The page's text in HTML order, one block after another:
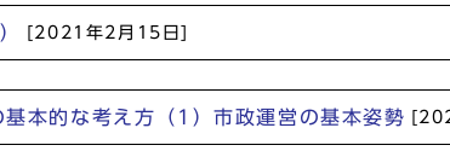
[2021年2月15日]
本的な考え方（1）市政運営の基本姿勢